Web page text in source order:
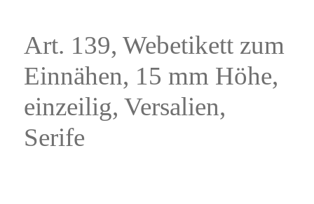
Art. 139, Webetikett zum
Einnähen, 15 mm Höhe,
einzeilig, Versalien,
Serife